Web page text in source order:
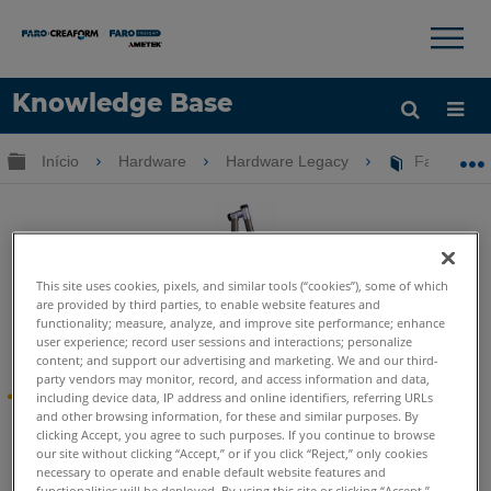
Knowledge Base
Idioma
×
Expandir/recolher hierarquia global
Início Hardware Hardware Legacy FaroArm
FaroArm Gold-Silver-Bronze
Serial FaroArm ®EOL
Em maio de 2010, os FARO®Serial FaroArm foram
transferidos para o status limitado de suporte ao produto
no final da vida útil. Interrompendo os serviços de reparo
This site uses cookies, pixels, and similar tools (“cookies”), some of which
are provided by third parties, to enable website features and
functionality; measure, analyze, and improve site performance; enhance
user experience; record user sessions and interactions; personalize
content; and support our advertising and marketing. We and our third-
party vendors may monitor, record, and access information and data,
including device data, IP address and online identifiers, referring URLs
and other browsing information, for these and similar purposes. By
clicking Accept, you agree to such purposes. If you continue to browse
our site without clicking “Accept,” or if you click “Reject,” only cookies
necessary to operate and enable default website features and